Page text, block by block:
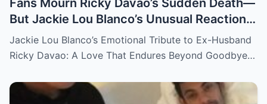
Fans Mourn Ricky Davao’s Sudden Death—
But Jackie Lou Blanco’s Unusual Reaction
Sparks Even More Questions
Jackie Lou Blanco’s Emotional Tribute to Ex-Husband
Ricky Davao: A Love That Endures Beyond Goodbye…